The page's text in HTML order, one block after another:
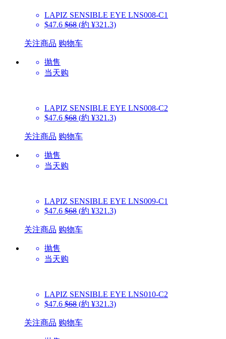
LAPIZ SENSIBLE EYE LNS008-C1
$47.6 $68 (約 ¥321.3)
关注商品 购物车
抛售
当天购
LAPIZ SENSIBLE EYE LNS008-C2
$47.6 $68 (約 ¥321.3)
关注商品 购物车
抛售
当天购
LAPIZ SENSIBLE EYE LNS009-C1
$47.6 $68 (約 ¥321.3)
关注商品 购物车
抛售
当天购
LAPIZ SENSIBLE EYE LNS010-C2
$47.6 $68 (約 ¥321.3)
关注商品 购物车